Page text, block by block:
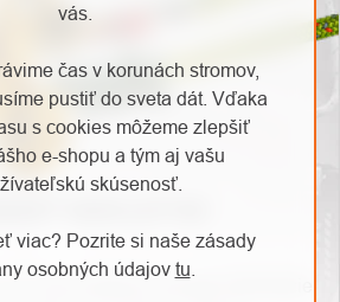
vás.
čas v korunách stromov,
pustiť do sveta dát. Vďaka
s cookies môžeme zlepšiť
e-shopu a tým aj vašu
skúsenosť.
viac? Pozrite si naše zásady
osobných údajov tu
my Vám budeme zasielať informácie